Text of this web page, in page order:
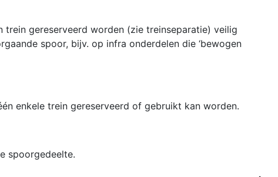
gereserveerd worden (zie treinseparatie) veilig
spoor, bijv. op infra onderdelen die ‘bewogen
enkele trein gereserveerd of gebruikt kan worden.
spoorgedeelte.